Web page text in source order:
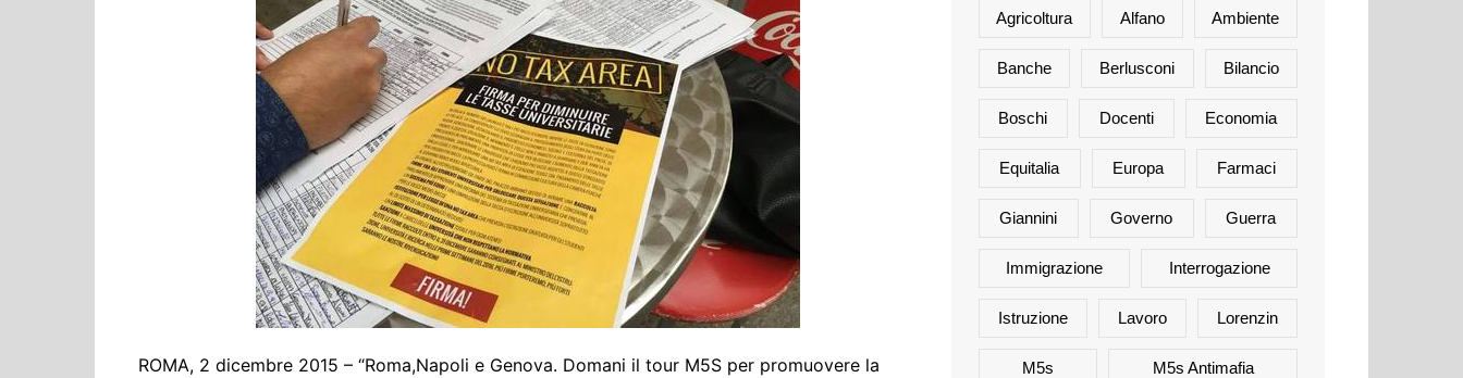
Cultura ed Istruzione
Difesa
Eventi
Finanze e tesoro
Giustizia
Lavori pubblici e Trasporti
Lavoro
Politiche europee
Rifiuti
ROMA, 2 dicembre 2015 – “Roma,Napoli e Genova. Domani il tour M5S per promuovere la
Agricoltura Alfano Ambiente
Banche Berlusconi Bilancio
Boschi Docenti Economia
Equitalia Europa Farmaci
Giannini Governo Guerra
Immigrazione Interrogazione
Istruzione Lavoro Lorenzin
M5s M5s Antimafia